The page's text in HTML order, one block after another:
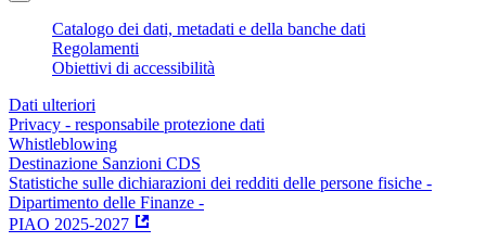
Catalogo dei dati, metadati e della banche dati
Regolamenti
Obiettivi di accessibilità
Dati ulteriori
Privacy - responsabile protezione dati
Whistleblowing
Destinazione Sanzioni CDS
Statistiche sulle dichiarazioni dei redditi delle persone fisiche -
Dipartimento delle Finanze -
PIAO 2025-2027